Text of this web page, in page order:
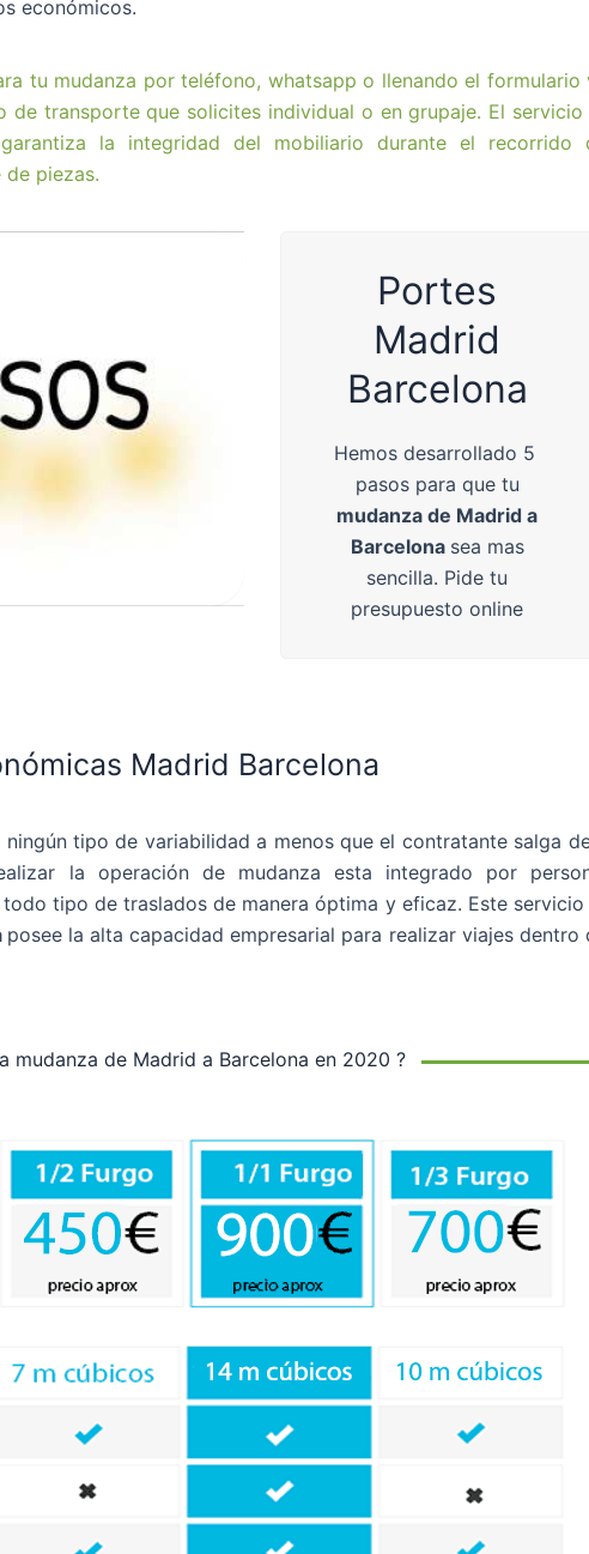
económicos.
tu mudanza por teléfono, whatsapp o llenando el formulario
transporte que solicites individual o en grupaje. El servicio
la integridad del mobiliario durante el recorrido
piezas.
Portes
Madrid
Barcelona
Hemos desarrollado 5
pasos para que tu
mudanza de Madrid a
Barcelona sea mas
sencilla. Pide tu
presupuesto online
Madrid Barcelona
tipo de variabilidad a menos que el contratante salga
la operación de mudanza esta integrado por
tipo de traslados de manera óptima y eficaz. Este servicio
posee la alta capacidad empresarial para realizar viajes dentro
mudanza de Madrid a Barcelona en 2020 ?